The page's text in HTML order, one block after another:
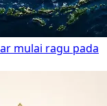
mulai ragu pada